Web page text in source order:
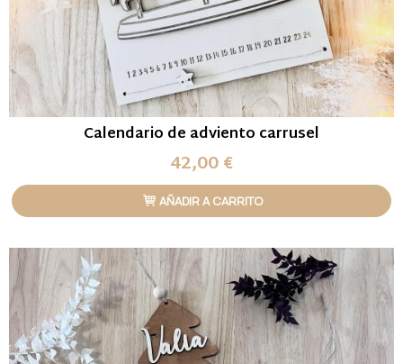
Calendario de adviento carrusel
42,00 €
AÑADIR A CARRITO